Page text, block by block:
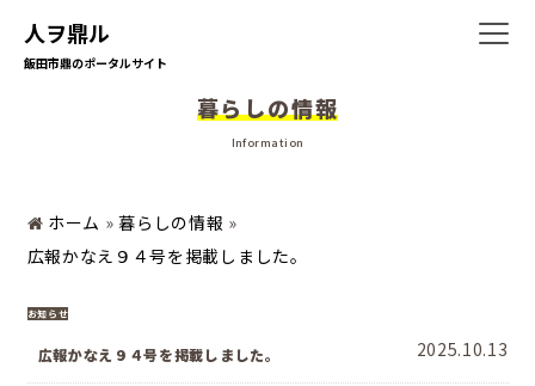
人ヲ鼎ル
飯田市鼎のポータルサイト
ホーム
暮らしの情報
地域の活動
暮らしの情報
Information
ホーム » 暮らしの情報 »
広報かなえ９４号を掲載しました。
2025.10.13
お知らせ
広報かなえ９４号を掲載しました。